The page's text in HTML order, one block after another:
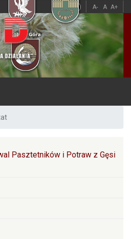
Przejdź
do
treści
A- A A+
A A
Pasztetników i Potraw z Gęsi